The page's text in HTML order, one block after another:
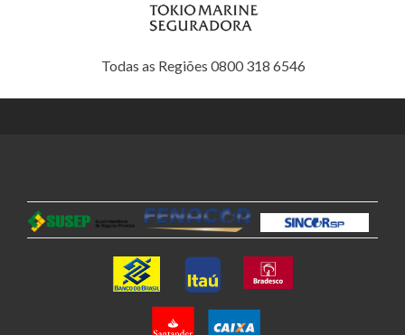
Todas as Regiões 0800 318 6546